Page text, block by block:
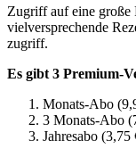
Zugriff auf eine große
vielversprechende
zugriff.
Es gibt 3 Premium-
Monats-Abo
3 Monats-Abo
Jahresabo